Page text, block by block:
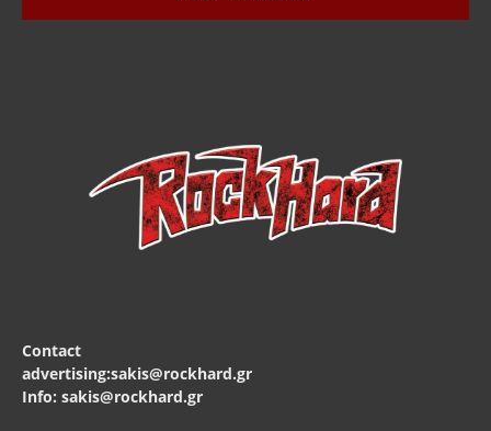
Contact
advertising:sakis@rockhard.gr
Info: sakis@rockhard.gr